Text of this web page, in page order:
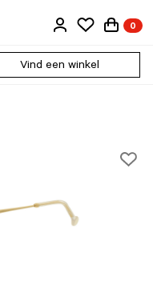
0
Vind een winkel